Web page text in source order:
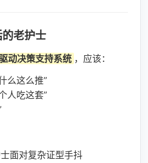
的老护士
动决策支持系统 ，应该：
么这么推”
人吃这套”
面对复杂证型手抖